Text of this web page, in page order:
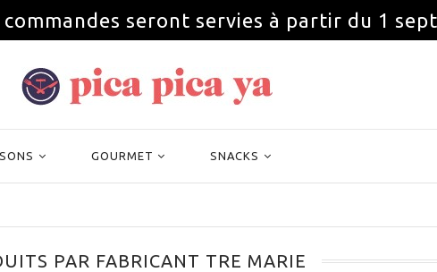
commandes seront servies à partir du 1
GOURMET SNACKS
PAR FABRICANT TRE MARIE